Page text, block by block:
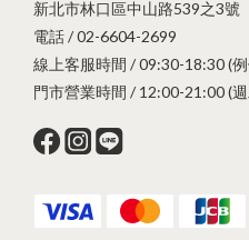
新北市林口區中山路539之3號
電話 / 02-6604-2699
線上客服時間 / 09:30-18:30 (
門市營業時間 / 12:00-21:00 (